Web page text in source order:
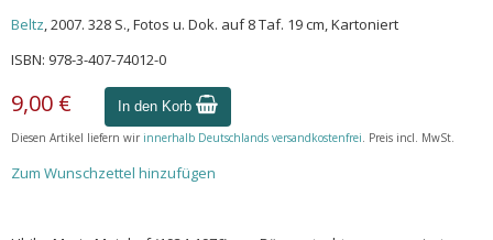
Beltz, 2007. 328 S., Fotos u. Dok. auf 8 Taf. 19 cm, Kartoniert
ISBN: 978-3-407-74012-0
9,00 € In den Korb
Diesen Artikel liefern wir innerhalb Deutschlands versandkostenfrei. Preis incl. MwSt.
Zum Wunschzettel hinzufügen